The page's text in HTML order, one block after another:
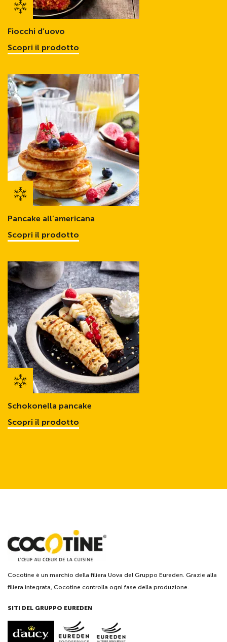
Fiocchi d’uovo
Scopri il prodotto
Pancake all’americana
Scopri il prodotto
Schokonella pancake
Scopri il prodotto
Cocotine è un marchio della filiera Uova del Gruppo Eureden. Grazie alla
filiera integrata, Cocotine controlla ogni fase della produzione.
SITI DEL GRUPPO EUREDEN